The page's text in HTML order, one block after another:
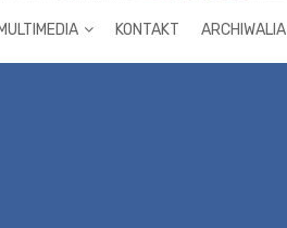
MULTIMEDIA KONTAKT ARCHIWALIA